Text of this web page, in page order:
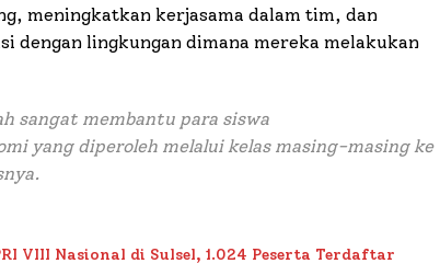
meningkatkan kerjasama dalam tim, dan
dengan lingkungan dimana mereka melakukan
sangat membantu para siswa
yang diperoleh melalui kelas masing-masing ke
VIII Nasional di Sulsel, 1.024 Peserta Terdaftar